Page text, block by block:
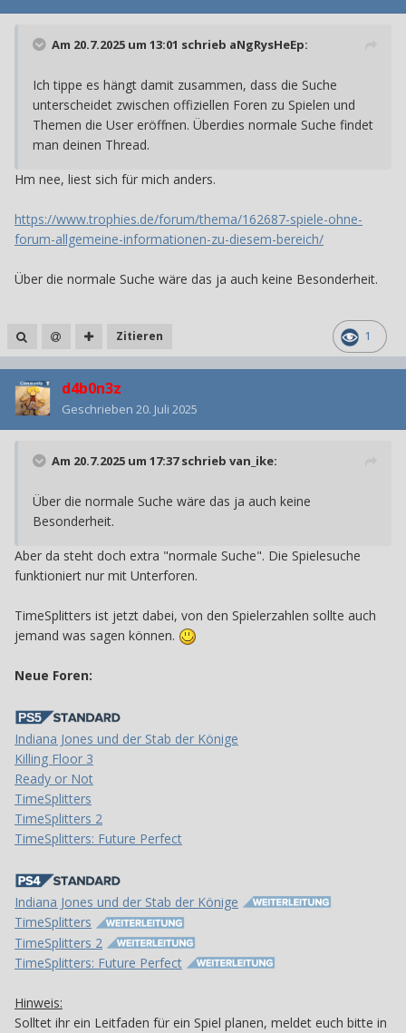
Am 20.7.2025 um 13:01 schrieb aNgRysHeEp:
Ich tippe es hängt damit zusammen, dass die Suche
unterscheidet zwischen offiziellen Foren zu Spielen und
Themen die User eröffnen. Überdies normale Suche findet
man deinen Thread.
Hm nee, liest sich für mich anders.
https://www.trophies.de/forum/thema/162687-spiele-ohne-
forum-allgemeine-informationen-zu-diesem-bereich/
Über die normale Suche wäre das ja auch keine Besonderheit.
1
Zitieren
d4b0n3z
Geschrieben 20. Juli 2025
Am 20.7.2025 um 17:37 schrieb van_ike:
Über die normale Suche wäre das ja auch keine
Besonderheit.
Aber da steht doch extra "normale Suche". Die Spielesuche
funktioniert nur mit Unterforen.
TimeSplitters ist jetzt dabei, von den Spielerzahlen sollte auch
jemand was sagen können.
Neue Foren:
Indiana Jones und der Stab der Könige
Killing Floor 3
Ready or Not
TimeSplitters
TimeSplitters 2
TimeSplitters: Future Perfect
Indiana Jones und der Stab der Könige
TimeSplitters
TimeSplitters 2
TimeSplitters: Future Perfect
Hinweis:
Solltet ihr ein Leitfaden für ein Spiel planen, meldet euch bitte in